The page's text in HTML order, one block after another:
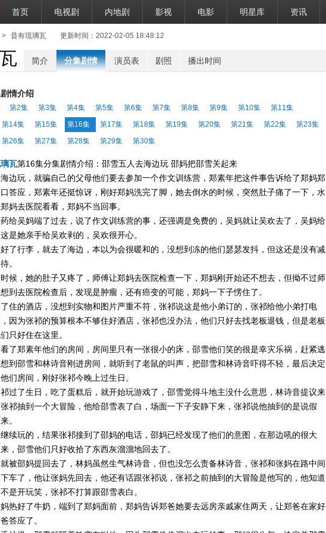
首页 电视剧 内地剧 影视 电影 明星库 资讯
> 昔有琉璃瓦 更新时间：2022-02-05 18:48:12
简介 分集剧情 演员表 剧照 播出时间
情介绍
第2集 第3集 第4集 第5集 第6集 第7集 第8集 第9集 第10集
第11集
第14集 第15集 第16集 第17集 第18集 第19集 第20集 第21集 第22集
第23集
第26集 第27集 第28集 第29集 第30集
瓦第16集分集剧情介绍：邵雪五人去海边玩 邵妈把邵雪关起来
边玩，就骗自己的父母他们要去参加一个作文训练营，郑素年把这件事告诉给了郑妈郑
答应，郑素年还挺惊讶，刚好郑妈洗完了脚，她去倒水的时候，突然肚子痛了一下，水
妈去医院看看，郑妈不当回事。
给吴妈端了过去，说了作文训练营的事，还强调是免费的，吴妈就让吴欢去了，吴妈给
是她亲手给吴欢剥的，吴欢很开心。
了行李，就去了海边，本以为会很暖和的，没想到冻的他们瑟瑟发抖，但这还是没有减
。
候，她的肚子又疼了，师傅让郑妈去医院检查一下，郑妈刚开始还不想去，但拗不过师
到去医院检查后，发现是肿瘤，还有癌变的可能，郑妈一下子愣住了。
住的酒店，没想到实物和图片严重不符，张祁说这是他小弟订的，张祁给他小弟打电
因为张祁的预算根本不够住好酒店，张祁也没办法，他们只好去找老板退钱，但是老板
只好住在这里。
了郑素年他们的房间，房间里只有一张很小的床，邵雪他们笑的很是幸灾乐祸，赶紧逃
到邵雪和林诗音刚进房间，就听到了老鼠的叫声，把邵雪和林诗音吓得不轻，最后决定
们房间，刚好张祁今晚上过生日。
过了生日，吃了蛋糕后，就开始玩游戏了，邵雪觉得斗地主没什么意思，林诗音提议来
祁抽到一个大冒险，他给邵雪表了白，场面一下子安静下来，张祁说他抽到的是说假
。
续玩的，结果张祁接到了邵妈的电话，邵妈已经发现了他们的意图，在那边吼的很大
，邵雪他们只好收拾了东西灰溜溜地回去了。
被邵妈提回去了，林妈虽然生气林诗音，但也没怎么责备林诗音，张祁和张妈在路中间
车了，他让张妈先回去，他还有话跟张祁说，张祁之前抽到的大冒险是他写的，他知道
是开玩笑，张祁不打算跟邵雪表白。
热好了牛奶，端到了郑妈面前，郑妈告诉郑爸她要去远房亲戚家住两天，让郑爸在家好
答应了。